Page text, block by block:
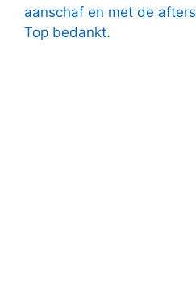
aanschaf en met de
Top bedankt.